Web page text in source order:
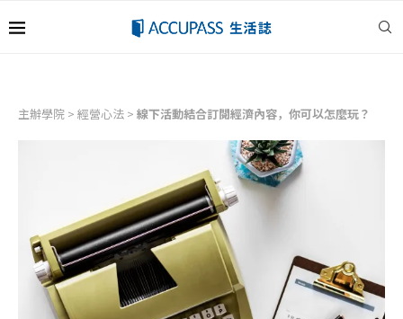
主辦學院 > 經營心法 > 線下活動結合訂閱經濟內容，你可以怎麼玩？